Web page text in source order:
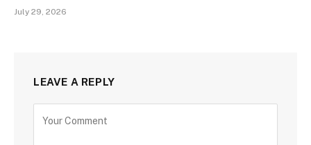
July 29, 2026
LEAVE A REPLY